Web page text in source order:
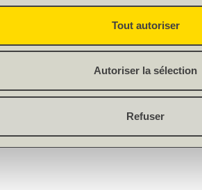
Tout autoriser
Autoriser la sélection
Refuser